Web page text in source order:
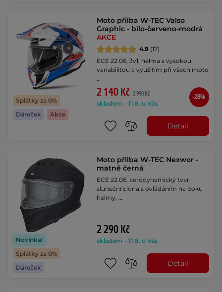
Splátky za 0%
Dáreček
Akce
Moto přilba W-TEC Valso
Graphic - bílo-červeno-modrá
AKCE
4.9 (17)
ECE 22.06, 3v1, helma s vysokou
variabilitou a využitím při všech moto
…
2 140 Kč 2 990 Kč
skladem – 11.8. u Vás
-28%
Detail
Novinka!
Splátky za 0%
Dáreček
Moto přilba W-TEC Nexwor -
matně černá
ECE 22.06, aerodynamický tvar,
sluneční clona s ovládáním na boku
helmy, …
2 290 Kč
skladem – 11.8. u Vás
Detail